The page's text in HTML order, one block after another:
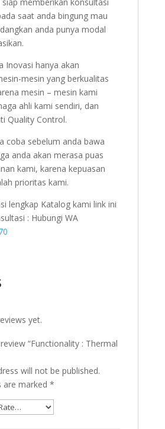
saat anda bingung mau
anda punya modal
Inovasi hanya akan
mesin yang berkualitas
mesin – mesin kami
ahli kami sendiri, dan
Quality Control.
coba sebelum anda bawa
anda akan merasa puas
kami, karena kepuasan
prioritas kami.
lengkap Katalog kami link ini
: Hubungi WA
yet.
“Functionality : Thermal
will not be published.
are marked *